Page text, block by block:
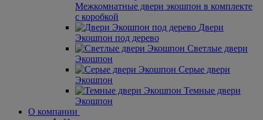
Межкомнатные двери экошпон в комплекте
с коробкой
Двери
Экошпон под дерево
Светлые двери
Экошпон
Серые двери
Экошпон
Темные двери
Экошпон
О компании